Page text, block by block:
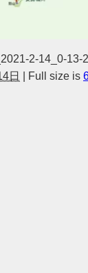
2-14_0-13-
日 Full size is